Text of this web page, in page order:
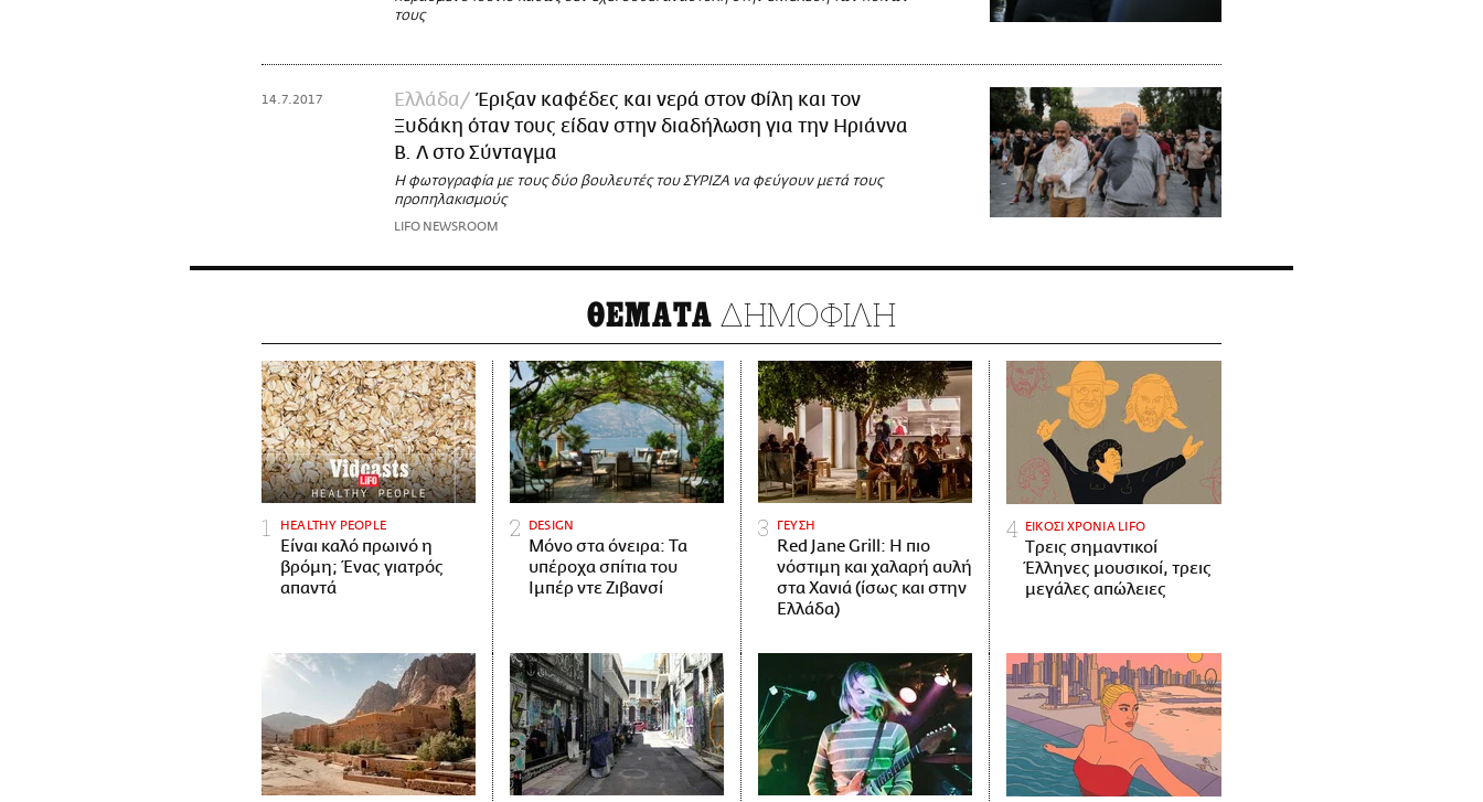
τους
14.7.2017 Ελλάδα
Έριξαν καφέδες και νερά στον Φίλη και τον
Ξυδάκη όταν τους είδαν στην διαδήλωση για την Ηριάννα
Β. Λ στο Σύνταγμα
Η φωτογραφία με τους δύο βουλευτές του ΣΥΡΙΖΑ να φεύγουν μετά τους
προπηλακισμούς
LIFO NEWSROOM
ΘΕΜΑΤΑ ΔΗΜΟΦΙΛΗ
HEALTHY PEOPLE
Είναι καλό πρωινό η
βρόμη; Ένας γιατρός
απαντά
DESIGN
Μόνο στα όνειρα: Τα
υπέροχα σπίτια του
Ιμπέρ ντε Ζιβανσί
ΓΕΥΣΗ
Red Jane Grill: Η πιο
νόστιμη και χαλαρή αυλή
στα Χανιά (ίσως και στην
Ελλάδα)
ΕΙΚΟΣΙ ΧΡΟΝΙΑ LIFO
Tρεις σημαντικοί
Έλληνες μουσικοί, τρεις
μεγάλες απώλειες